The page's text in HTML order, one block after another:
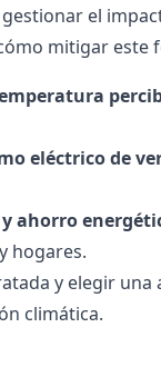
el
mitigar este
eléctrico de
ahorro
hogares.
y elegir una
climática.